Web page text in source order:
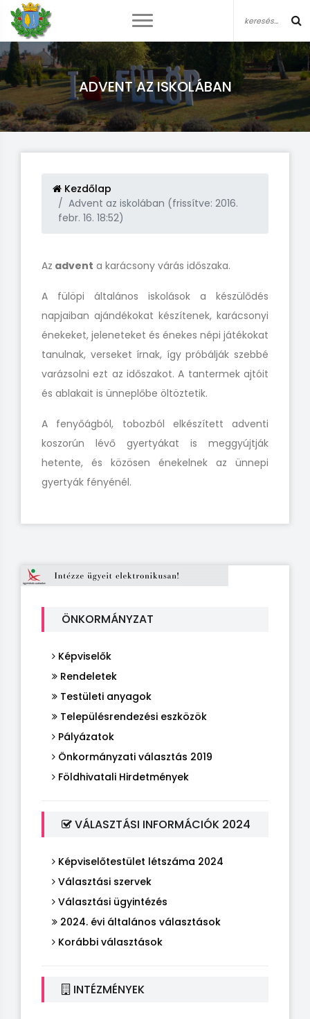
ADVENT AZ ISKOLÁBAN
ÖNKORMÁNYZAT
Képviselők
Rendeletek
Testületi anyagok
Településrendezési eszközök
Pályázatok
Önkormányzati választás 2019
Földhivatali Hirdetmények
VÁLASZTÁSI INFORMÁCIÓK 2024
Képviselőtestület létszáma 2024
Választási szervek
Választási ügyintézés
2024. évi általános választások
Korábbi választások
INTÉZMÉNYEK
Kezdőlap
Advent az iskolában (frissítve: 2016.
febr. 16. 18:52)
Az advent a karácsony várás időszaka.
A fülöpi általános iskolások a készülődés
napjaiban ajándékokat készítenek, karácsonyi
énekeket, jeleneteket és énekes népi játékokat
tanulnak, verseket írnak, így próbálják szebbé
varázsolni ezt az időszakot. A tantermek ajtóit
és ablakait is ünneplőbe öltöztetik.
A fenyőágból, tobozból elkészített adventi
koszorún lévő gyertyákat is meggyújtják
hetente, és közösen énekelnek az ünnepi
gyertyák fényénél.